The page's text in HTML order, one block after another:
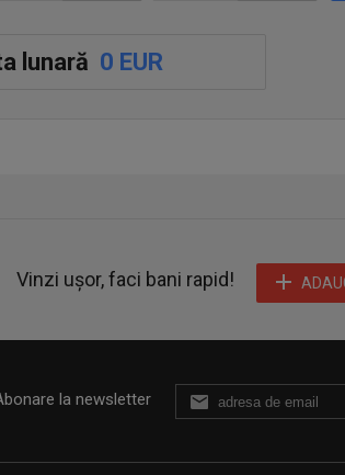
lunară 0 EUR
Vinzi ușor, faci bani rapid!
la newsletter